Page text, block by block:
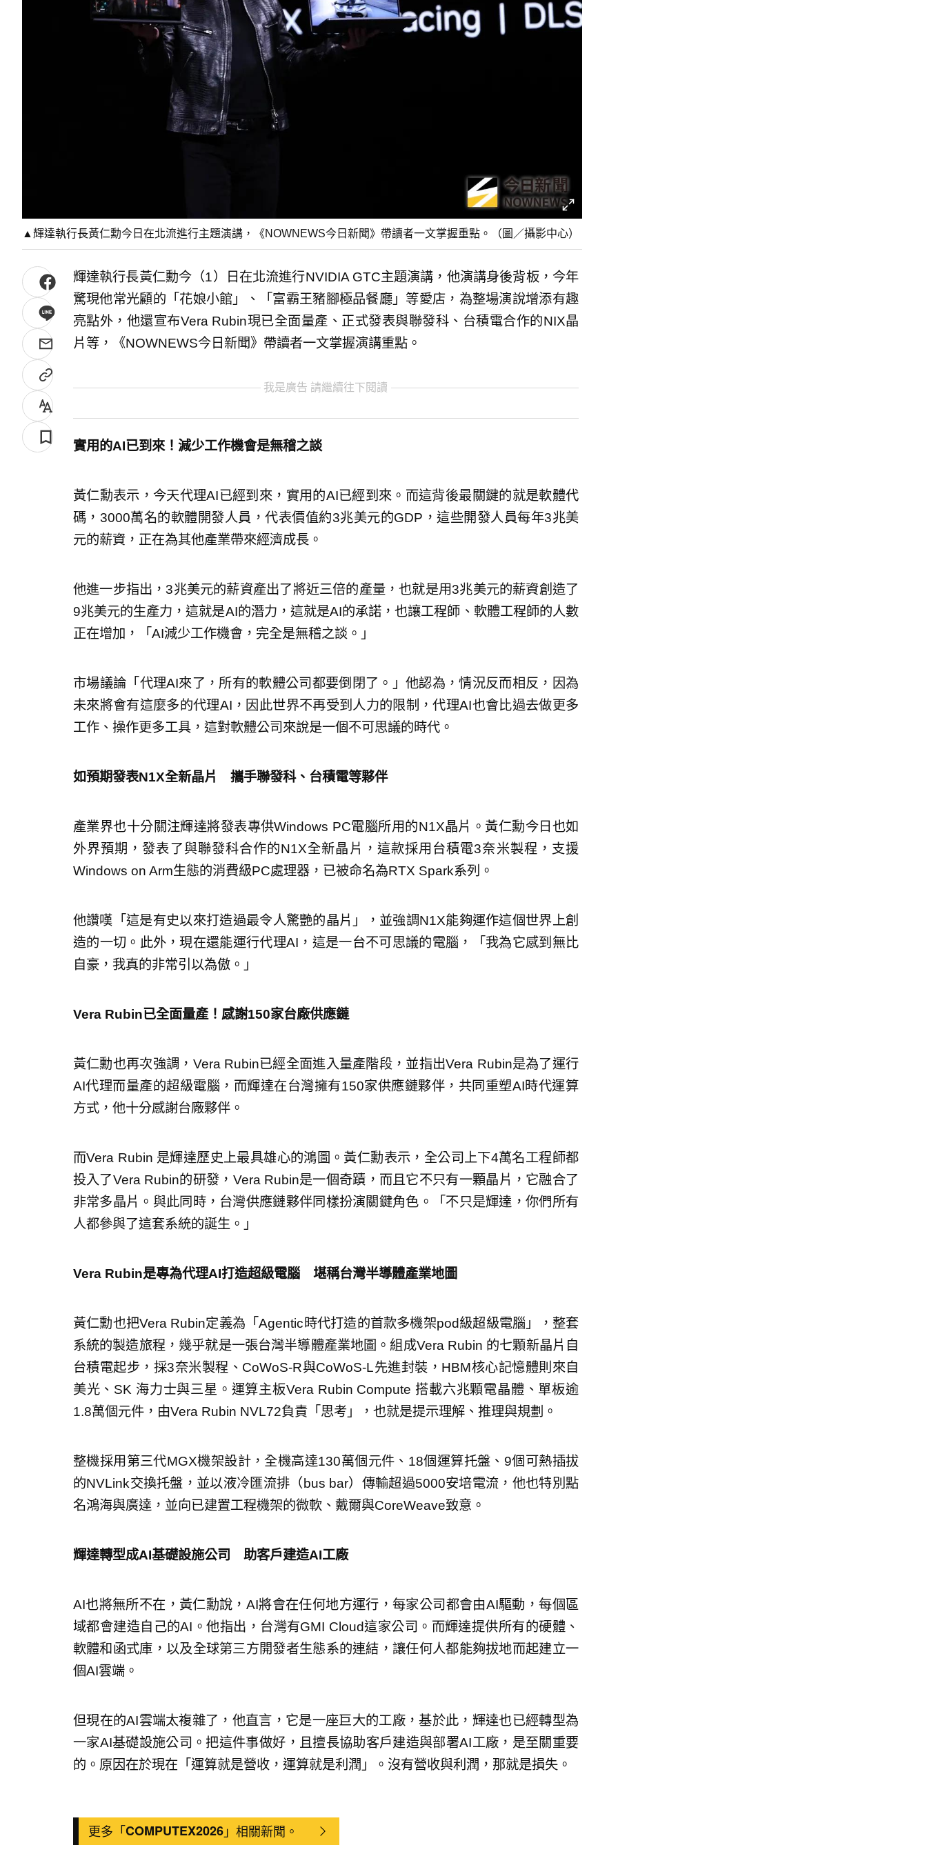
▲輝達執行長黃仁勳今日在北流進行主題演講，《NOWNEWS今日新聞》帶讀者一文掌握重點。（圖／攝影中心）
輝達執行長黃仁勳今（1）日在北流進行NVIDIA GTC主題演講，他演講身後背板，今年
驚現他常光顧的「花娘小館」、「富霸王豬腳極品餐廳」等愛店，為整場演說增添有趣
亮點外，他還宣布Vera Rubin現已全面量產、正式發表與聯發科、台積電合作的NIX晶
片等，《NOWNEWS今日新聞》帶讀者一文掌握演講重點。
我是廣告 請繼續往下閱讀
實用的AI已到來！減少工作機會是無稽之談
黃仁勳表示，今天代理AI已經到來，實用的AI已經到來。而這背後最關鍵的就是軟體代
碼，3000萬名的軟體開發人員，代表價值約3兆美元的GDP，這些開發人員每年3兆美
元的薪資，正在為其他產業帶來經濟成長。
他進一步指出，3兆美元的薪資產出了將近三倍的產量，也就是用3兆美元的薪資創造了
9兆美元的生產力，這就是AI的潛力，這就是AI的承諾，也讓工程師、軟體工程師的人數
正在增加，「AI減少工作機會，完全是無稽之談。」
市場議論「代理AI來了，所有的軟體公司都要倒閉了。」他認為，情況反而相反，因為
未來將會有這麼多的代理AI，因此世界不再受到人力的限制，代理AI也會比過去做更多
工作、操作更多工具，這對軟體公司來說是一個不可思議的時代。
如預期發表N1X全新晶片 攜手聯發科、台積電等夥伴
產業界也十分關注輝達將發表專供Windows PC電腦所用的N1X晶片。黃仁勳今日也如
外界預期，發表了與聯發科合作的N1X全新晶片，這款採用台積電3奈米製程，支援
Windows on Arm生態的消費級PC處理器，已被命名為RTX Spark系列。
他讚嘆「這是有史以來打造過最令人驚艷的晶片」，並強調N1X能夠運作這個世界上創
造的一切。此外，現在還能運行代理AI，這是一台不可思議的電腦，「我為它感到無比
自豪，我真的非常引以為傲。」
Vera Rubin已全面量產！感謝150家台廠供應鏈
黃仁勳也再次強調，Vera Rubin已經全面進入量產階段，並指出Vera Rubin是為了運行
AI代理而量產的超級電腦，而輝達在台灣擁有150家供應鏈夥伴，共同重塑AI時代運算
方式，他十分感謝台廠夥伴。
而Vera Rubin 是輝達歷史上最具雄心的鴻圖。黃仁勳表示，全公司上下4萬名工程師都
投入了Vera Rubin的研發，Vera Rubin是一個奇蹟，而且它不只有一顆晶片，它融合了
非常多晶片。與此同時，台灣供應鏈夥伴同樣扮演關鍵角色。「不只是輝達，你們所有
人都參與了這套系統的誕生。」
Vera Rubin是專為代理AI打造超級電腦 堪稱台灣半導體產業地圖
黃仁勳也把Vera Rubin定義為「Agentic時代打造的首款多機架pod級超級電腦」，整套
系統的製造旅程，幾乎就是一張台灣半導體產業地圖。組成Vera Rubin 的七顆新晶片自
台積電起步，採3奈米製程、CoWoS-R與CoWoS-L先進封裝，HBM核心記憶體則來自
美光、SK 海力士與三星。運算主板Vera Rubin Compute 搭載六兆顆電晶體、單板逾
1.8萬個元件，由Vera Rubin NVL72負責「思考」，也就是提示理解、推理與規劃。
整機採用第三代MGX機架設計，全機高達130萬個元件、18個運算托盤、9個可熱插拔
的NVLink交換托盤，並以液冷匯流排（bus bar）傳輸超過5000安培電流，他也特別點
名鴻海與廣達，並向已建置工程機架的微軟、戴爾與CoreWeave致意。
輝達轉型成AI基礎設施公司 助客戶建造AI工廠
AI也將無所不在，黃仁勳說，AI將會在任何地方運行，每家公司都會由AI驅動，每個區
域都會建造自己的AI。他指出，台灣有GMI Cloud這家公司。而輝達提供所有的硬體、
軟體和函式庫，以及全球第三方開發者生態系的連結，讓任何人都能夠拔地而起建立一
個AI雲端。
但現在的AI雲端太複雜了，他直言，它是一座巨大的工廠，基於此，輝達也已經轉型為
一家AI基礎設施公司。把這件事做好，且擅長協助客戶建造與部署AI工廠，是至關重要
的。原因在於現在「運算就是營收，運算就是利潤」。沒有營收與利潤，那就是損失。
更多「COMPUTEX2026」相關新聞。